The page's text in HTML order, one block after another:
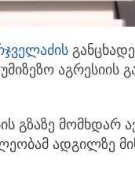
უმიზეზო აგრესიის
გზაზე მომხდარ
ადგილზე